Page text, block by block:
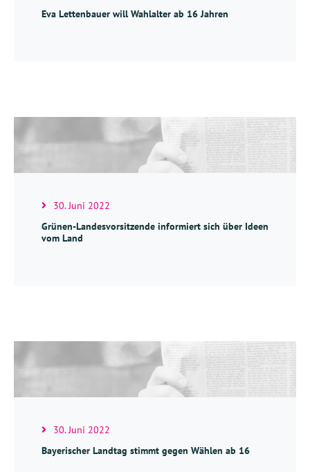
Eva Lettenbauer will Wahlalter ab 16 Jahren
30. Juni 2022
Grünen-Landesvorsitzende informiert sich über Ideen
vom Land
30. Juni 2022
Bayerischer Landtag stimmt gegen Wählen ab 16